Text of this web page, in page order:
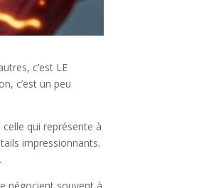
c’est LE
c’est un peu
qui représente à
impressionnants.